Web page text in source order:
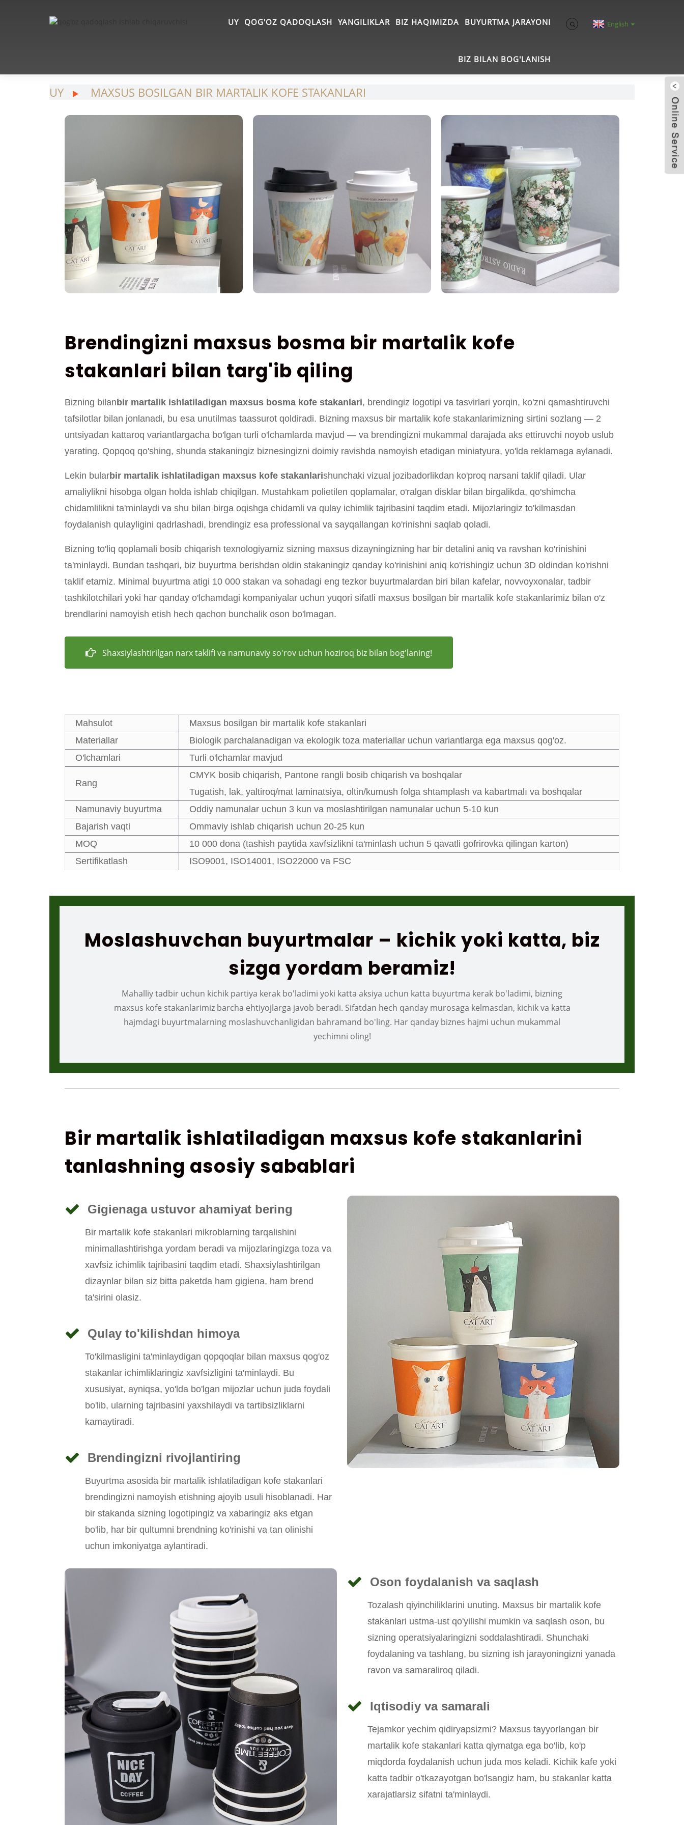
UY QOG'OZ QADOQLASH YANGILIKLAR BIZ HAQIMIZDA BUYURTMA JARAYONI
BIZ BILAN BOG'LANISH
English
UY MAXSUS BOSILGAN BIR MARTALIK KOFE STAKANLARI
Brendingizni maxsus bosma bir martalik kofe
stakanlari bilan targ'ib qiling
Bizning bilanbir martalik ishlatiladigan maxsus bosma kofe stakanlari, brendingiz logotipi va tasvirlari yorqin, ko'zni qamashtiruvchi
tafsilotlar bilan jonlanadi, bu esa unutilmas taassurot qoldiradi. Bizning maxsus bir martalik kofe stakanlarimizning sirtini sozlang — 2
untsiyadan kattaroq variantlargacha bo'lgan turli o'lchamlarda mavjud — va brendingizni mukammal darajada aks ettiruvchi noyob uslub
yarating. Qopqoq qo'shing, shunda stakaningiz biznesingizni doimiy ravishda namoyish etadigan miniatyura, yo'lda reklamaga aylanadi.
Lekin bularbir martalik ishlatiladigan maxsus kofe stakanlarishunchaki vizual jozibadorlikdan ko'proq narsani taklif qiladi. Ular
amaliylikni hisobga olgan holda ishlab chiqilgan. Mustahkam polietilen qoplamalar, o'ralgan disklar bilan birgalikda, qo'shimcha
chidamlilikni ta'minlaydi va shu bilan birga oqishga chidamli va qulay ichimlik tajribasini taqdim etadi. Mijozlaringiz to'kilmasdan
foydalanish qulayligini qadrlashadi, brendingiz esa professional va sayqallangan ko'rinishni saqlab qoladi.
Bizning to'liq qoplamali bosib chiqarish texnologiyamiz sizning maxsus dizayningizning har bir detalini aniq va ravshan ko'rinishini
ta'minlaydi. Bundan tashqari, biz buyurtma berishdan oldin stakaningiz qanday ko'rinishini aniq ko'rishingiz uchun 3D oldindan ko'rishni
taklif etamiz. Minimal buyurtma atigi 10 000 stakan va sohadagi eng tezkor buyurtmalardan biri bilan kafelar, novvoyxonalar, tadbir
tashkilotchilari yoki har qanday o'lchamdagi kompaniyalar uchun yuqori sifatli maxsus bosilgan bir martalik kofe stakanlarimiz bilan o'z
brendlarini namoyish etish hech qachon bunchalik oson bo'lmagan.
Shaxsiylashtirilgan narx taklifi va namunaviy so'rov uchun hoziroq biz bilan bog'laning!
Mahsulot
Maxsus bosilgan bir martalik kofe stakanlari
Materiallar
Biologik parchalanadigan va ekologik toza materiallar uchun variantlarga ega maxsus qog'oz.
O'lchamlari
Turli o'lchamlar mavjud
Rang
CMYK bosib chiqarish, Pantone rangli bosib chiqarish va boshqalar
Tugatish, lak, yaltiroq/mat laminatsiya, oltin/kumush folga shtamplash va kabartmalı va boshqalar
Namunaviy buyurtma
Oddiy namunalar uchun 3 kun va moslashtirilgan namunalar uchun 5-10 kun
Bajarish vaqti
Ommaviy ishlab chiqarish uchun 20-25 kun
MOQ
10 000 dona (tashish paytida xavfsizlikni ta'minlash uchun 5 qavatli gofrirovka qilingan karton)
Sertifikatlash
ISO9001, ISO14001, ISO22000 va FSC
Moslashuvchan buyurtmalar – kichik yoki katta, biz
sizga yordam beramiz!
Mahalliy tadbir uchun kichik partiya kerak bo'ladimi yoki katta aksiya uchun katta buyurtma kerak bo'ladimi, bizning
maxsus kofe stakanlarimiz barcha ehtiyojlarga javob beradi. Sifatdan hech qanday murosaga kelmasdan, kichik va katta
hajmdagi buyurtmalarning moslashuvchanligidan bahramand bo'ling. Har qanday biznes hajmi uchun mukammal
yechimni oling!
Bir martalik ishlatiladigan maxsus kofe stakanlarini
tanlashning asosiy sabablari
Gigienaga ustuvor ahamiyat bering
Bir martalik kofe stakanlari mikroblarning tarqalishini
minimallashtirishga yordam beradi va mijozlaringizga toza va
xavfsiz ichimlik tajribasini taqdim etadi. Shaxsiylashtirilgan
dizaynlar bilan siz bitta paketda ham gigiena, ham brend
ta'sirini olasiz.
Qulay to'kilishdan himoya
To'kilmasligini ta'minlaydigan qopqoqlar bilan maxsus qog'oz
stakanlar ichimliklaringiz xavfsizligini ta'minlaydi. Bu
xususiyat, ayniqsa, yo'lda bo'lgan mijozlar uchun juda foydali
bo'lib, ularning tajribasini yaxshilaydi va tartibsizliklarni
kamaytiradi.
Brendingizni rivojlantiring
Buyurtma asosida bir martalik ishlatiladigan kofe stakanlari
brendingizni namoyish etishning ajoyib usuli hisoblanadi. Har
bir stakanda sizning logotipingiz va xabaringiz aks etgan
bo'lib, har bir qultumni brendning ko'rinishi va tan olinishi
uchun imkoniyatga aylantiradi.
Oson foydalanish va saqlash
Tozalash qiyinchiliklarini unuting. Maxsus bir martalik kofe
stakanlari ustma-ust qo'yilishi mumkin va saqlash oson, bu
sizning operatsiyalaringizni soddalashtiradi. Shunchaki
foydalaning va tashlang, bu sizning ish jarayoningizni yanada
ravon va samaraliroq qiladi.
Iqtisodiy va samarali
Tejamkor yechim qidiryapsizmi? Maxsus tayyorlangan bir
martalik kofe stakanlari katta qiymatga ega bo'lib, ko'p
miqdorda foydalanish uchun juda mos keladi. Kichik kafe yoki
katta tadbir o'tkazayotgan bo'lsangiz ham, bu stakanlar katta
xarajatlarsiz sifatni ta'minlaydi.